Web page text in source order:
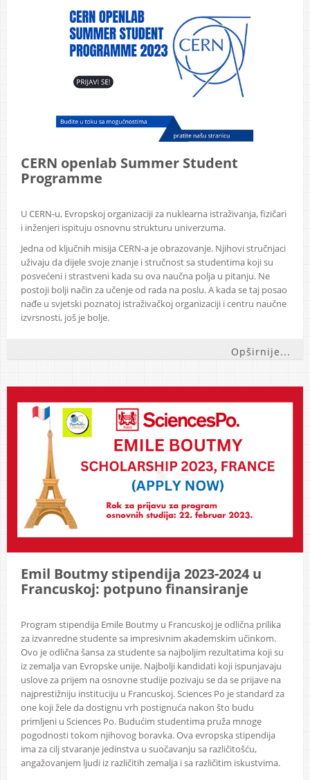
CERN openlab Summer Student
Programme
U CERN-u, Evropskoj organizaciji za nuklearna istraživanja, fizičari
i inženjeri ispituju osnovnu strukturu univerzuma.
Jedna od ključnih misija CERN-a je obrazovanje. Njihovi stručnjaci
uživaju da dijele svoje znanje i stručnost sa studentima koji su
posvećeni i strastveni kada su ova naučna polja u pitanju. Ne
postoji bolji način za učenje od rada na poslu. A kada se taj posao
nađe u svjetski poznatoj istraživačkoj organizaciji i centru naučne
izvrsnosti, još je bolje.
Opširnije...
Emil Boutmy stipendija 2023-2024 u
Francuskoj: potpuno finansiranje
Program stipendija Emile Boutmy u Francuskoj je odlična prilika
za izvanredne studente sa impresivnim akademskim učinkom.
Ovo je odlična šansa za studente sa najboljim rezultatima koji su
iz zemalja van Evropske unije. Najbolji kandidati koji ispunjavaju
uslove za prijem na osnovne studije pozivaju se da se prijave na
najprestižniju instituciju u Francuskoj. Sciences Po je standard za
one koji žele da dostignu vrh postignuća nakon što budu
primljeni u Sciences Po. Budućim studentima pruža mnoge
pogodnosti tokom njihovog boravka. Ova evropska stipendija
ima za cilj stvaranje jedinstva u suočavanju sa različitošću,
angažovanjem ljudi iz različitih zemalja i sa različitim iskustvima.